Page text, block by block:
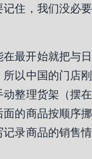
住，我们没必要
最开始就把与日
以中国的门店刚
整理货架（摆在
的商品按顺序挪
录商品的销售情